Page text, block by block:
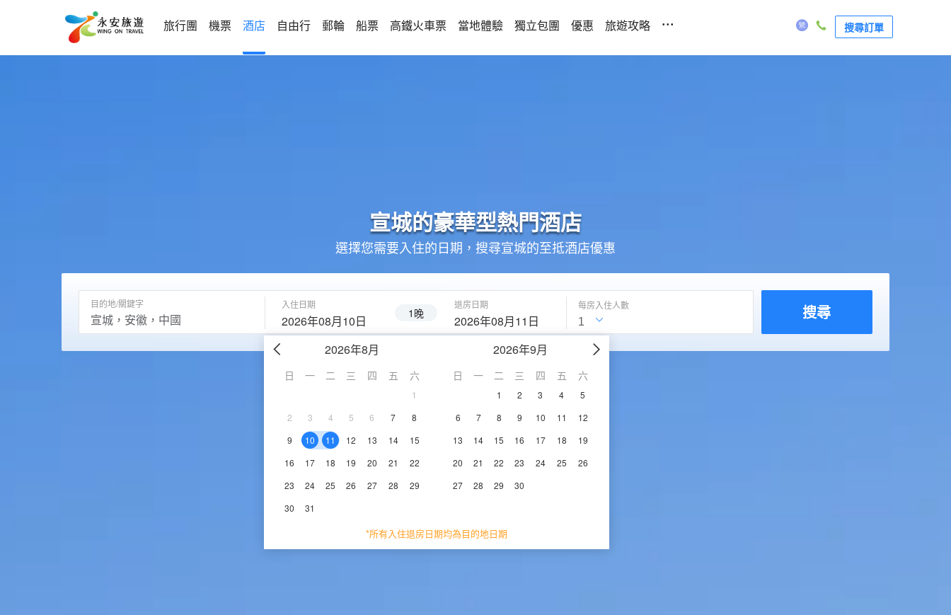
旅行團 機票 酒店 自由行 郵輪 船票 高鐵火車票 當地體驗 獨立包團 優惠 旅遊攻略 ... 搜尋訂單
宣城的豪華型熱門酒店
選擇您需要入住的日期，搜尋宣城的至抵酒店優惠
目的地/關鍵字 入住日期
2026年08月10日 1晚
退房日期
2026年08月11日
2026年8月
日 一 二 三 四 五 六
1
2
3 4 5 6 7
8
9
10 11 12 13 14
15
16
17 18 19 20 21
22
23
24 25 26 27 28
29
30
31
2026年9月
日 一 二 三 四 五 六
1 2 3 4
5
6
7 8 9 10 11
12
13
14 15 16 17 18
19
20
21 22 23 24 25
26
27
28 29 30
*所有入住退房日期均為目的地日期
每房入住人數 搜尋